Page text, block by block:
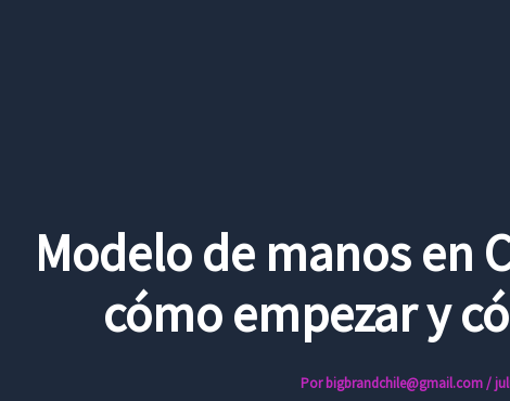
Modelo de manos en
cómo empezar y
Porbigbrandchile@gmail.com/